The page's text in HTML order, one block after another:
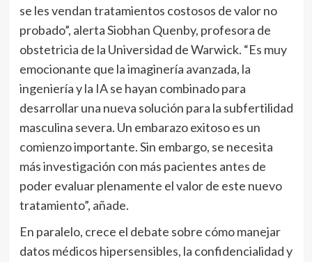
se les vendan tratamientos costosos de valor no
probado”, alerta Siobhan Quenby, profesora de
obstetricia de la Universidad de Warwick. “Es muy
emocionante que la imaginería avanzada, la
ingeniería y la IA se hayan combinado para
desarrollar una nueva solución para la subfertilidad
masculina severa. Un embarazo exitoso es un
comienzo importante. Sin embargo, se necesita
más investigación con más pacientes antes de
poder evaluar plenamente el valor de este nuevo
tratamiento”, añade.
En paralelo, crece el debate sobre cómo manejar
datos médicos hipersensibles, la confidencialidad y